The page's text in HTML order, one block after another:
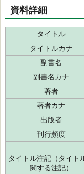
資料詳細
タイトル
タイトルカナ
副書名
副書名カナ
著者
著者カナ
出版者
刊行頻度
タイトル注記（タイト
関する注記）